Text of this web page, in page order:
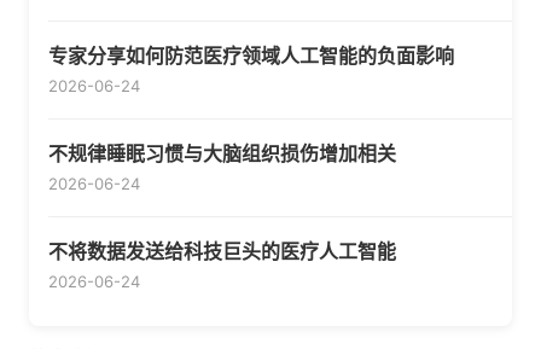
专家分享如何防范医疗领域人工智能的负面影响
2026-06-24
不规律睡眠习惯与大脑组织损伤增加相关
2026-06-24
不将数据发送给科技巨头的医疗人工智能
2026-06-24